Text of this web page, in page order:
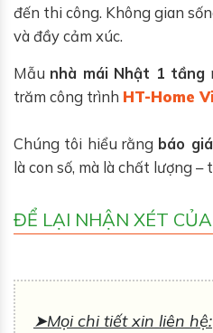
đến thi công. Không gian
và đầy cảm xúc.
Mẫu nhà mái Nhật 1 tầng
trăm công trình HT-Home
Chúng tôi hiểu rằng báo
là con số, mà là chất lượng –
ĐỂ LẠI NHẬN XÉT
➤Mọi chi tiết xin liên hệ: